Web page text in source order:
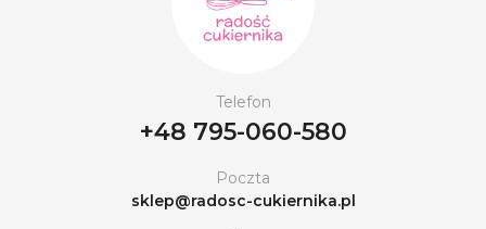
Telefon
+48 795-060-580
Poczta
sklep@radosc-cukiernika.pl